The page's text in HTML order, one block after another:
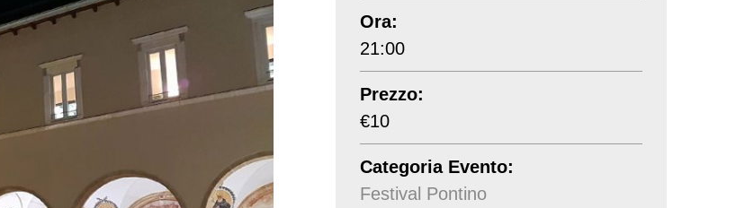
Ora:
21:00
Prezzo:
€10
Categoria Evento:
Festival Pontino